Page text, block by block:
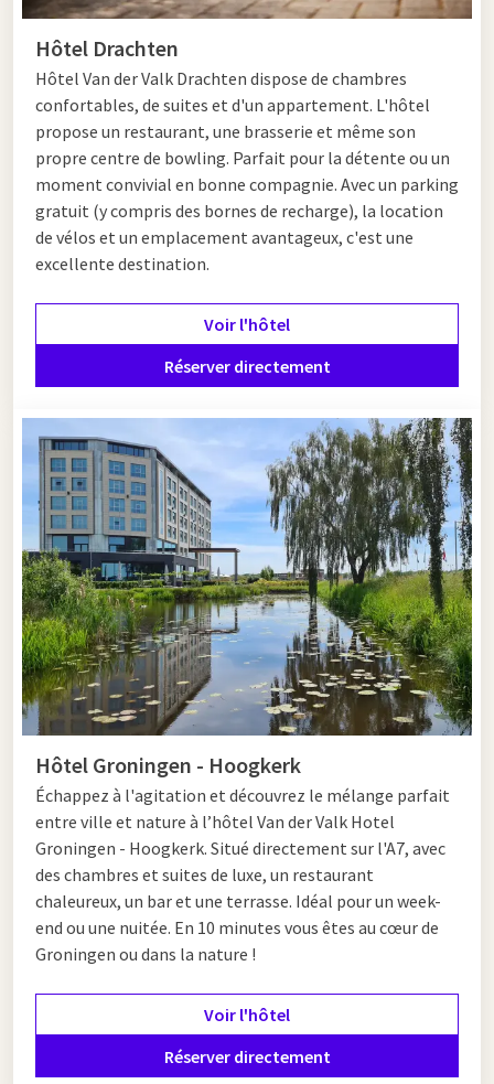
Hôtel Drachten
Hôtel Van der Valk Drachten dispose de chambres
confortables, de suites et d'un appartement. L'hôtel
propose un restaurant, une brasserie et même son
propre centre de bowling. Parfait pour la détente ou un
moment convivial en bonne compagnie. Avec un parking
gratuit (y compris des bornes de recharge), la location
de vélos et un emplacement avantageux, c'est une
excellente destination.
Voir l'hôtel
Réserver directement
Hôtel Groningen - Hoogkerk
Échappez à l'agitation et découvrez le mélange parfait
entre ville et nature à l’hôtel Van der Valk Hotel
Groningen - Hoogkerk. Situé directement sur l'A7, avec
des chambres et suites de luxe, un restaurant
chaleureux, un bar et une terrasse. Idéal pour un week-
end ou une nuitée. En 10 minutes vous êtes au cœur de
Groningen ou dans la nature !
Voir l'hôtel
Réserver directement